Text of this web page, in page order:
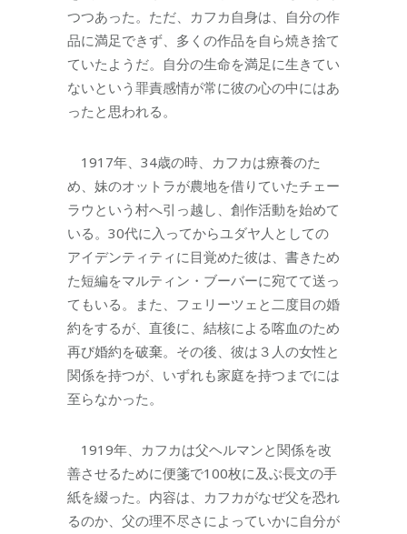
つつあった。ただ、カフカ自身は、自分の作
品に満足できず、多くの作品を自ら焼き捨て
ていたようだ。自分の生命を満足に生きてい
ないという罪責感情が常に彼の心の中にはあ
ったと思われる。
1917年、34歳の時、カフカは療養のた
め、妹のオットラが農地を借りていたチェー
ラウという村へ引っ越し、創作活動を始めて
いる。30代に入ってからユダヤ人としての
アイデンティティに目覚めた彼は、書きため
た短編をマルティン・ブーバーに宛てて送っ
てもいる。また、フェリーツェと二度目の婚
約をするが、直後に、結核による喀血のため
再び婚約を破棄。その後、彼は３人の女性と
関係を持つが、いずれも家庭を持つまでには
至らなかった。
1919年、カフカは父ヘルマンと関係を改
善させるために便箋で100枚に及ぶ長文の手
紙を綴った。内容は、カフカがなぜ父を恐れ
るのか、父の理不尽さによっていかに自分が